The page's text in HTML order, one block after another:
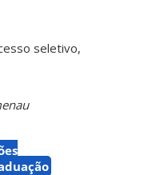
seletivo,